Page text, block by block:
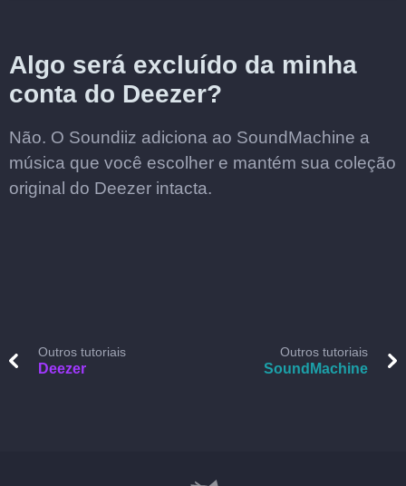
Algo será excluído da minha
conta do Deezer?
Não. O Soundiiz adiciona ao SoundMachine a
música que você escolher e mantém sua coleção
original do Deezer intacta.
Outros tutoriais
Deezer
Outros tutoriais
SoundMachine